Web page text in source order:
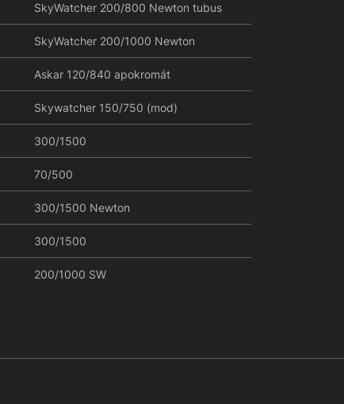
SkyWatcher 200/800 Newton tubus
SkyWatcher 200/1000 Newton
Askar 120/840 apokromát
Skywatcher 150/750 (mod)
300/1500
70/500
300/1500 Newton
300/1500
200/1000 SW